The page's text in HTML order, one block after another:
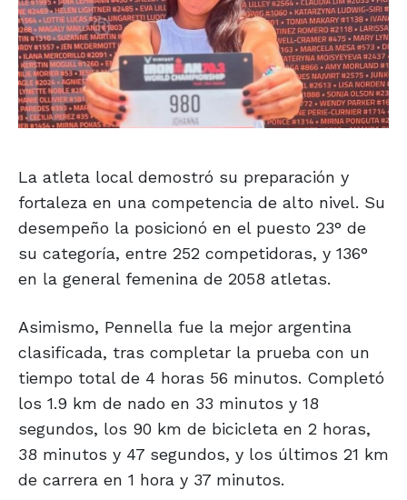
La atleta local demostró su preparación y
fortaleza en una competencia de alto nivel. Su
desempeño la posicionó en el puesto 23° de
su categoría, entre 252 competidoras, y 136°
en la general femenina de 2058 atletas.
Asimismo, Pennella fue la mejor argentina
clasificada, tras completar la prueba con un
tiempo total de 4 horas 56 minutos. Completó
los 1.9 km de nado en 33 minutos y 18
segundos, los 90 km de bicicleta en 2 horas,
38 minutos y 47 segundos, y los últimos 21 km
de carrera en 1 hora y 37 minutos.